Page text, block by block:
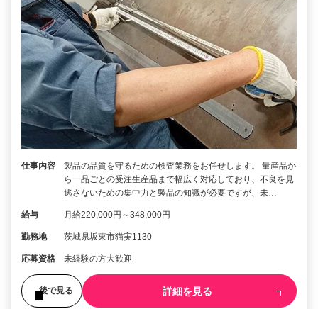
仕事内容
製品の品質を守るための検査業務をお任せします。 量産品か
ら一品ごとの受注生産品まで幅広く対応しており、不良を見
逃さないための集中力と製品の知識が必要ですが、未…
給与 月給220,000円～348,000円
勤務地 茨城県坂東市猫実1130
応募資格 未経験の方大歓迎
後で見る 詳細を見る